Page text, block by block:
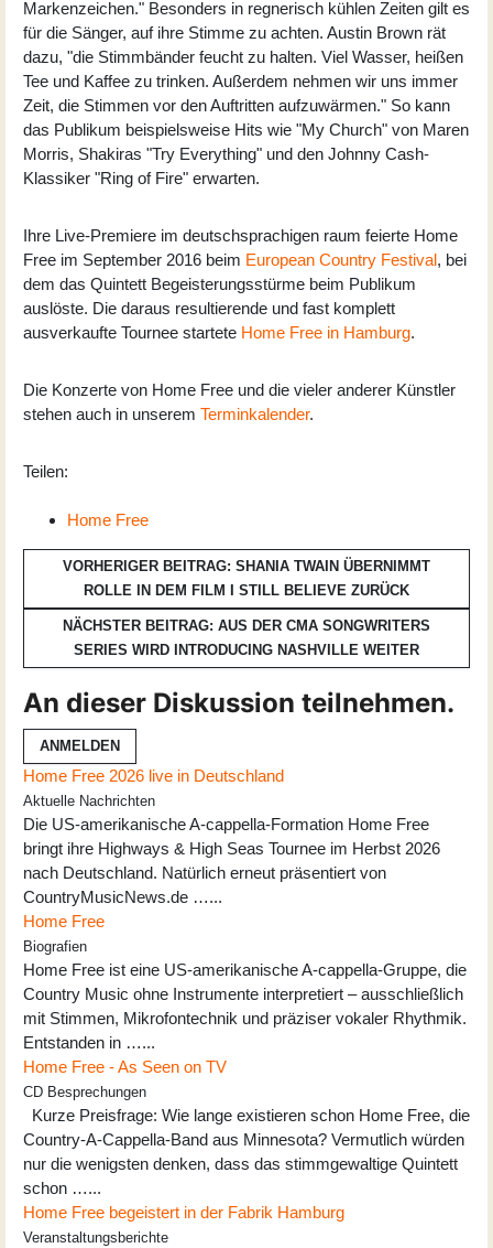
Markenzeichen." Besonders in regnerisch kühlen Zeiten gilt es
für die Sänger, auf ihre Stimme zu achten. Austin Brown rät
dazu, "die Stimmbänder feucht zu halten. Viel Wasser, heißen
Tee und Kaffee zu trinken. Außerdem nehmen wir uns immer
Zeit, die Stimmen vor den Auftritten aufzuwärmen." So kann
das Publikum beispielsweise Hits wie "My Church" von Maren
Morris, Shakiras "Try Everything" und den Johnny Cash-
Klassiker "Ring of Fire" erwarten.
Ihre Live-Premiere im deutschsprachigen raum feierte Home
Free im September 2016 beim European Country Festival, bei
dem das Quintett Begeisterungsstürme beim Publikum
auslöste. Die daraus resultierende und fast komplett
ausverkaufte Tournee startete Home Free in Hamburg.
Die Konzerte von Home Free und die vieler anderer Künstler
stehen auch in unserem Terminkalender.
Teilen:
Home Free
VORHERIGER BEITRAG: SHANIA TWAIN ÜBERNIMMT
ROLLE IN DEM FILM I STILL BELIEVE ZURÜCK
NÄCHSTER BEITRAG: AUS DER CMA SONGWRITERS
SERIES WIRD INTRODUCING NASHVILLE WEITER
An dieser Diskussion teilnehmen.
ANMELDEN
Home Free 2026 live in Deutschland
Aktuelle Nachrichten
Die US-amerikanische A-cappella-Formation Home Free
bringt ihre Highways & High Seas Tournee im Herbst 2026
nach Deutschland. Natürlich erneut präsentiert von
CountryMusicNews.de …...
Home Free
Biografien
Home Free ist eine US-amerikanische A-cappella-Gruppe, die
Country Music ohne Instrumente interpretiert – ausschließlich
mit Stimmen, Mikrofontechnik und präziser vokaler Rhythmik.
Entstanden in …...
Home Free - As Seen on TV
CD Besprechungen
Kurze Preisfrage: Wie lange existieren schon Home Free, die
Country-A-Cappella-Band aus Minnesota? Vermutlich würden
nur die wenigsten denken, dass das stimmgewaltige Quintett
schon …...
Home Free begeistert in der Fabrik Hamburg
Veranstaltungsberichte